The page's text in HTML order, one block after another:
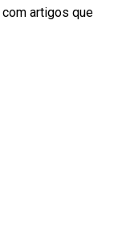
artigos que